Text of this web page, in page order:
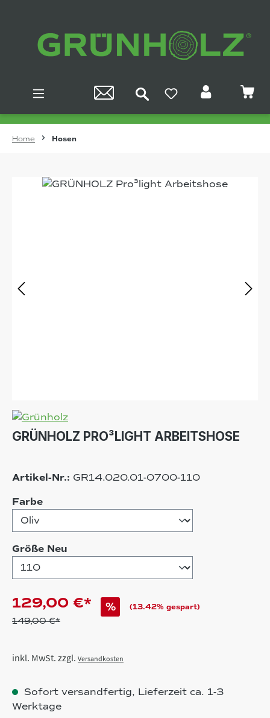
Home Hosen
Bildergalerie überspringen
GRÜNHOLZ PRO³LIGHT ARBEITSHOSE
Artikel-Nr.: GR14.020.01-0700-110
Farbeauswählen
Größe Neu
129,00 €*
149,00 €*
% (13.42% gespart)
inkl. MwSt. zzgl. Versandkosten
Sofort versandfertig, Lieferzeit ca. 1-3
Werktage